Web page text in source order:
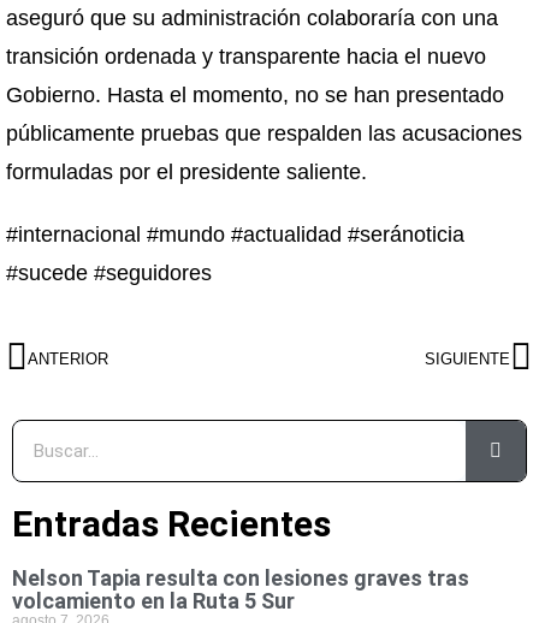
aseguró que su administración colaboraría con una
transición ordenada y transparente hacia el nuevo
Gobierno. Hasta el momento, no se han presentado
públicamente pruebas que respalden las acusaciones
formuladas por el presidente saliente.
#internacional #mundo #actualidad #seránoticia
#sucede #seguidores
ANTERIOR SIGUIENTE
Entradas Recientes
Nelson Tapia resulta con lesiones graves tras
volcamiento en la Ruta 5 Sur